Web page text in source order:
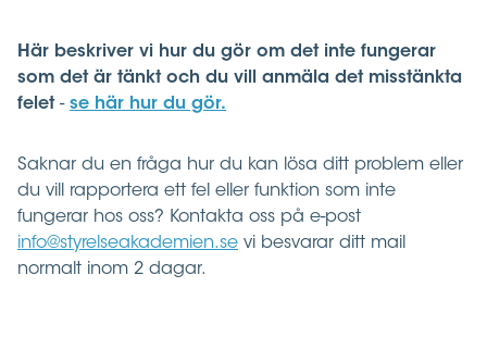
Här beskriver vi hur du gör om det inte fungerar
som det är tänkt och du vill anmäla det misstänkta
felet- se här hur du gör.
Saknar du en fråga hur du kan lösa ditt problem eller
du vill rapportera ett fel eller funktion som inte
fungerar hos oss? Kontakta oss på e-post
info@styrelseakademien.se vi besvarar ditt mail
normalt inom 2 dagar.